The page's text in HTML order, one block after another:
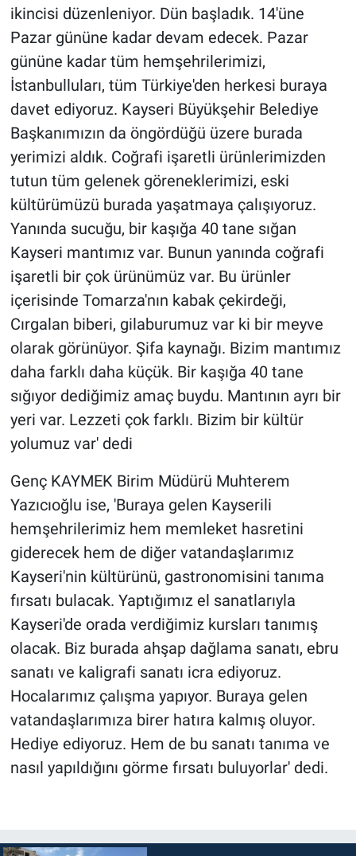
ikincisi düzenleniyor. Dün başladık. 14'üne
Pazar gününe kadar devam edecek. Pazar
gününe kadar tüm hemşehrilerimizi,
İstanbulluları, tüm Türkiye'den herkesi buraya
davet ediyoruz. Kayseri Büyükşehir Belediye
Başkanımızın da öngördüğü üzere burada
yerimizi aldık. Coğrafi işaretli ürünlerimizden
tutun tüm gelenek göreneklerimizi, eski
kültürümüzü burada yaşatmaya çalışıyoruz.
Yanında sucuğu, bir kaşığa 40 tane sığan
Kayseri mantımız var. Bunun yanında coğrafi
işaretli bir çok ürünümüz var. Bu ürünler
içerisinde Tomarza'nın kabak çekirdeği,
Cırgalan biberi, gilaburumuz var ki bir meyve
olarak görünüyor. Şifa kaynağı. Bizim mantımız
daha farklı daha küçük. Bir kaşığa 40 tane
sığıyor dediğimiz amaç buydu. Mantının ayrı bir
yeri var. Lezzeti çok farklı. Bizim bir kültür
yolumuz var' dedi
Genç KAYMEK Birim Müdürü Muhterem
Yazıcıoğlu ise, 'Buraya gelen Kayserili
hemşehrilerimiz hem memleket hasretini
giderecek hem de diğer vatandaşlarımız
Kayseri'nin kültürünü, gastronomisini tanıma
fırsatı bulacak. Yaptığımız el sanatlarıyla
Kayseri'de orada verdiğimiz kursları tanımış
olacak. Biz burada ahşap dağlama sanatı, ebru
sanatı ve kaligrafi sanatı icra ediyoruz.
Hocalarımız çalışma yapıyor. Buraya gelen
vatandaşlarımıza birer hatıra kalmış oluyor.
Hediye ediyoruz. Hem de bu sanatı tanıma ve
nasıl yapıldığını görme fırsatı buluyorlar' dedi.